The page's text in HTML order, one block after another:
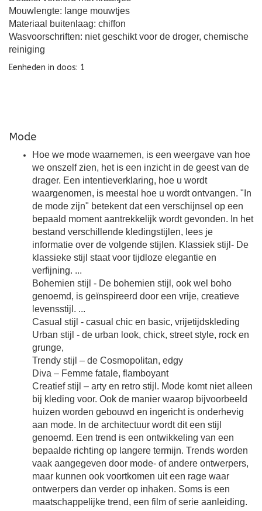
Mouwlengte: lange mouwtjes
Materiaal buitenlaag: chiffon
Wasvoorschriften: niet geschikt voor de droger, chemische
reiniging
Eenheden in doos: 1
Mode
Hoe we mode waarnemen, is een weergave van hoe
we onszelf zien, het is een inzicht in de geest van de
drager. Een intentieverklaring, hoe u wordt
waargenomen, is meestal hoe u wordt ontvangen. "In
de mode zijn" betekent dat een verschijnsel op een
bepaald moment aantrekkelijk wordt gevonden. In het
bestand verschillende kledingstijlen, lees je
informatie over de volgende stijlen. Klassiek stijl- De
klassieke stijl staat voor tijdloze elegantie en
verfijning. ...
Bohemien stijl - De bohemien stijl, ook wel boho
genoemd, is geïnspireerd door een vrije, creatieve
levensstijl. ...
Casual stijl - casual chic en basic, vrijetijdskleding
Urban stijl - de urban look, chick, street style, rock en
grunge,
Trendy stijl – de Cosmopolitan, edgy
Diva – Femme fatale, flamboyant
Creatief stijl – arty en retro stijl. Mode komt niet alleen
bij kleding voor. Ook de manier waarop bijvoorbeeld
huizen worden gebouwd en ingericht is onderhevig
aan mode. In de architectuur wordt dit een stijl
genoemd. Een trend is een ontwikkeling van een
bepaalde richting op langere termijn. Trends worden
vaak aangegeven door mode- of andere ontwerpers,
maar kunnen ook voortkomen uit een rage waar
ontwerpers dan verder op inhaken. Soms is een
maatschappelijke trend, een film of serie aanleiding.